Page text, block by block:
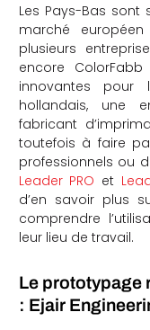
Les Pays-Bas
marché
plusieurs
encore
innovantes pour
hollandais, une
fabricant
toutefois à faire
professionnels ou
Leader PRO et
d’en savoir plus
comprendre
leur lieu de travail.
Le prototypage
: Ejair